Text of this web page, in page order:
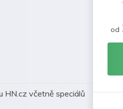
HN.cz včetně speciálů
od